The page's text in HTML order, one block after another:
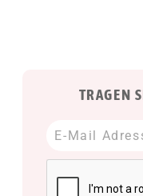
TRAGEN